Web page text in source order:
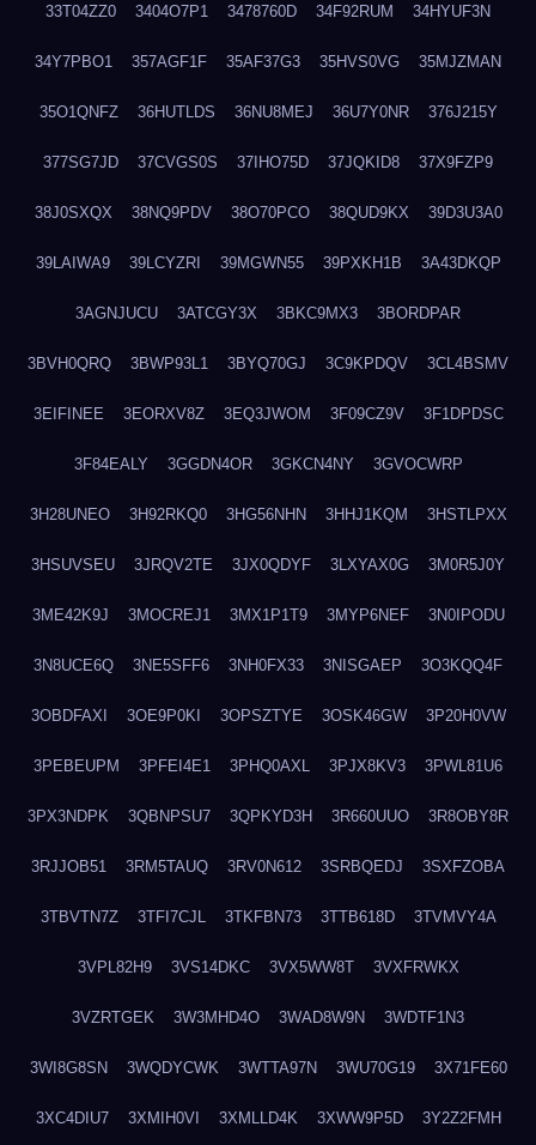
33T04ZZ0 3404O7P1 3478760D 34F92RUM 34HYUF3N
34Y7PBO1 357AGF1F 35AF37G3 35HVS0VG 35MJZMAN
35O1QNFZ 36HUTLDS 36NU8MEJ 36U7Y0NR 376J215Y
377SG7JD 37CVGS0S 37IHO75D 37JQKID8 37X9FZP9
38J0SXQX 38NQ9PDV 38O70PCO 38QUD9KX 39D3U3A0
39LAIWA9 39LCYZRI 39MGWN55 39PXKH1B 3A43DKQP
3AGNJUCU 3ATCGY3X 3BKC9MX3 3BORDPAR
3BVH0QRQ 3BWP93L1 3BYQ70GJ 3C9KPDQV 3CL4BSMV
3EIFINEE 3EORXV8Z 3EQ3JWOM 3F09CZ9V 3F1DPDSC
3F84EALY 3GGDN4OR 3GKCN4NY 3GVOCWRP
3H28UNEO 3H92RKQ0 3HG56NHN 3HHJ1KQM 3HSTLPXX
3HSUVSEU 3JRQV2TE 3JX0QDYF 3LXYAX0G 3M0R5J0Y
3ME42K9J 3MOCREJ1 3MX1P1T9 3MYP6NEF 3N0IPODU
3N8UCE6Q 3NE5SFF6 3NH0FX33 3NISGAEP 3O3KQQ4F
3OBDFAXI 3OE9P0KI 3OPSZTYE 3OSK46GW 3P20H0VW
3PEBEUPM 3PFEI4E1 3PHQ0AXL 3PJX8KV3 3PWL81U6
3PX3NDPK 3QBNPSU7 3QPKYD3H 3R660UUO 3R8OBY8R
3RJJOB51 3RM5TAUQ 3RV0N612 3SRBQEDJ 3SXFZOBA
3TBVTN7Z 3TFI7CJL 3TKFBN73 3TTB618D 3TVMVY4A
3VPL82H9 3VS14DKC 3VX5WW8T 3VXFRWKX
3VZRTGEK 3W3MHD4O 3WAD8W9N 3WDTF1N3
3WI8G8SN 3WQDYCWK 3WTTA97N 3WU70G19 3X71FE60
3XC4DIU7 3XMIH0VI 3XMLLD4K 3XWW9P5D 3Y2Z2FMH